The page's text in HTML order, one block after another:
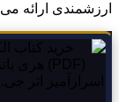
ارزشمندی ارائه